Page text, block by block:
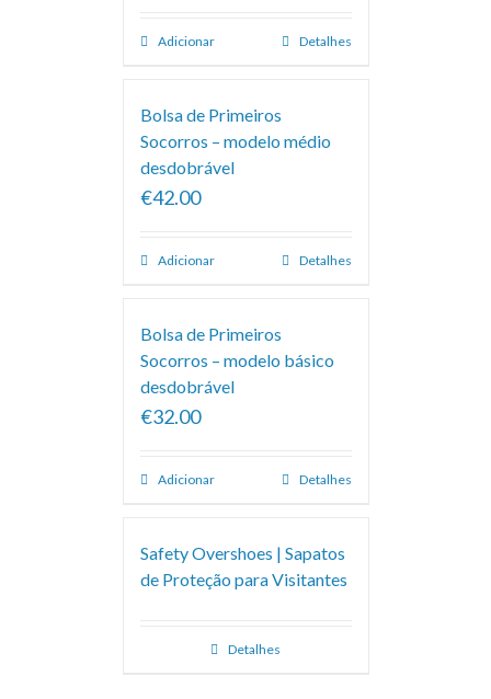
Adicionar Detalhes
Bolsa de Primeiros
Socorros – modelo médio
desdobrável
€42.00
Adicionar Detalhes
Bolsa de Primeiros
Socorros – modelo básico
desdobrável
€32.00
Adicionar Detalhes
Safety Overshoes | Sapatos
de Proteção para Visitantes
Detalhes